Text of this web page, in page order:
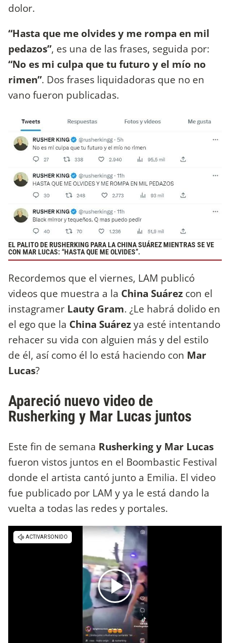
dolor.
“Hasta que me olvides y me rompa en mil
pedazos”, es una de las frases, seguida por:
“No es mi culpa que tu futuro y el mío no
rimen”. Dos frases liquidadoras que no en
vano fueron publicadas.
EL PALITO DE RUSHERKING PARA LA CHINA SUÁREZ MIENTRAS SE VE
CON MAR LUCAS: “HASTA QUE ME OLVIDES”.
Recordemos que el viernes, LAM publicó
videos que muestra a la China Suárez con el
instagramer Lauty Gram. ¿Le habrá dolido en
el ego que la China Suárezya esté intentando
rehacer su vida con alguien más y del estilo
de él, así como él lo está haciendo con Mar
Lucas?
Apareció nuevo video de
Rusherking y Mar Lucas juntos
Este fin de semana Rusherking y Mar Lucas
fueron vistos juntos en el Boombastic Festival
donde el artista cantó junto a Emilia. El video
fue publicado por LAM y ya le está dando la
vuelta a todas las redes y portales.